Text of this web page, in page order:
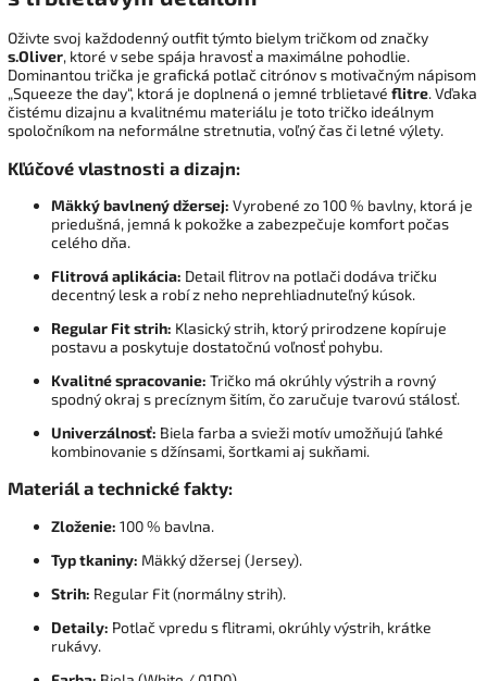
Oživte svoj každodenný outfit týmto bielym tričkom od značky
s.Oliver, ktoré v sebe spája hravosť a maximálne pohodlie.
Dominantou trička je grafická potlač citrónov s motivačným nápisom
„Squeeze the day“, ktorá je doplnená o jemné trblietavé flitre. Vďaka
čistému dizajnu a kvalitnému materiálu je toto tričko ideálnym
spoločníkom na neformálne stretnutia, voľný čas či letné výlety.
Kľúčové vlastnosti a dizajn:
Mäkký bavlnený džersej: Vyrobené zo 100 % bavlny, ktorá je
priedušná, jemná k pokožke a zabezpečuje komfort počas
celého dňa.
Flitrová aplikácia: Detail flitrov na potlači dodáva tričku
decentný lesk a robí z neho neprehliadnuteľný kúsok.
Regular Fit strih: Klasický strih, ktorý prirodzene kopíruje
postavu a poskytuje dostatočnú voľnosť pohybu.
Kvalitné spracovanie: Tričko má okrúhly výstrih a rovný
spodný okraj s precíznym šitím, čo zaručuje tvarovú stálosť.
Univerzálnosť: Biela farba a svieži motív umožňujú ľahké
kombinovanie s džínsami, šortkami aj sukňami.
Materiál a technické fakty:
Zloženie: 100 % bavlna.
Typ tkaniny: Mäkký džersej (Jersey).
Strih: Regular Fit (normálny strih).
Detaily: Potlač vpredu s flitrami, okrúhly výstrih, krátke
rukávy.